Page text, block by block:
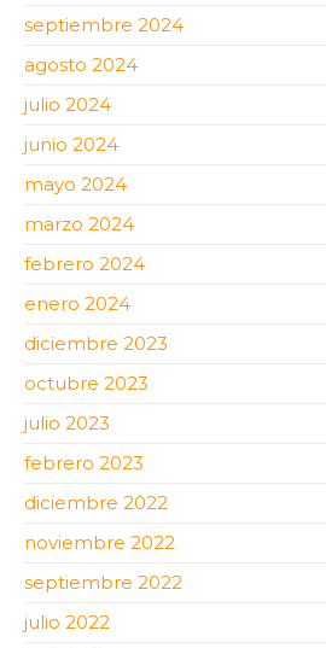
septiembre 2024
agosto 2024
julio 2024
junio 2024
mayo 2024
marzo 2024
febrero 2024
enero 2024
diciembre 2023
octubre 2023
julio 2023
febrero 2023
diciembre 2022
noviembre 2022
septiembre 2022
julio 2022